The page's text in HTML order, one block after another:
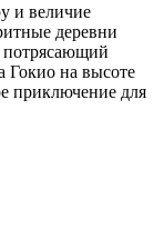
и величие
деревни
потрясающий
Гокио на высоте
приключение для